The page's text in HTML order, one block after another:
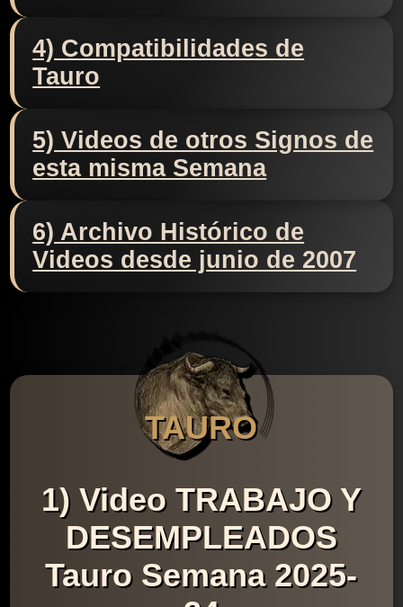
4) Compatibilidades de
Tauro
5) Videos de otros Signos de
esta misma Semana
6) Archivo Histórico de
Videos desde junio de 2007
TAURO
1) Video TRABAJO Y
DESEMPLEADOS
Tauro Semana 2025-